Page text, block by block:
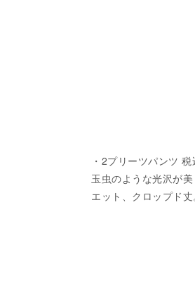
・2プリーツパンツ
玉虫のような光沢が
エット、クロップド